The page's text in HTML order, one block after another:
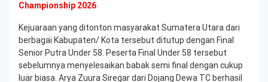
Championship 2026
Kejuaraan yang ditonton masyarakat Sumatera Utara dari
berbagai Kabupaten/ Kota tersebut ditutup dengan Final
Senior Putra Under 58. Peserta Final Under 58 tersebut
sebelumnya menyelesaikan babak semi final dengan cukup
luar biasa. Arya Zuura Siregar dari Dojang Dewa TC berhasil